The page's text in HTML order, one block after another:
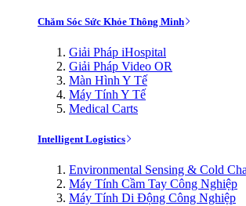
Chăm Sóc Sức Khỏe Thông Minh
Giải Pháp iHospital
Giải Pháp Video OR
Màn Hình Y Tế
Máy Tính Y Tế
Medical Carts
Intelligent Logistics
Environmental Sensing & Cold
Máy Tính Cầm Tay Công Nghiệp
Máy Tính Di Động Công Nghiệp